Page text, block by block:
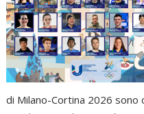
di Milano-Cortina 2026 sono